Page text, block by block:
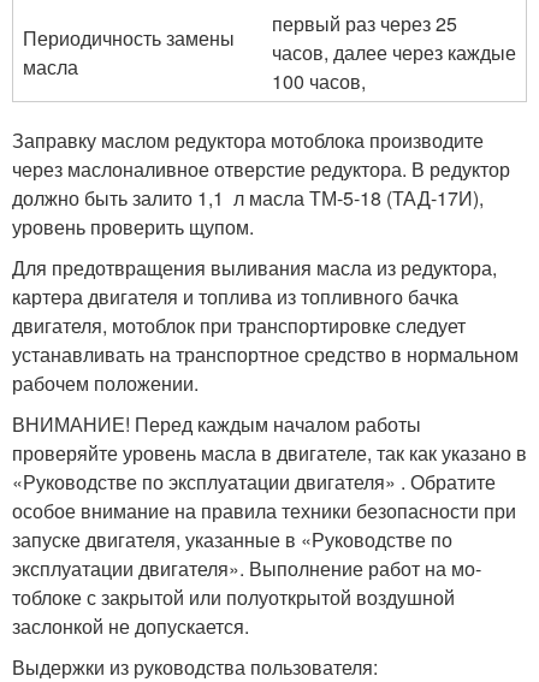
Периодичность замены
масла
первый раз через 25
часов, далее через каждые
100 часов,
Заправку маслом редуктора мотоблока производите
через мас­лоналивное отверстие редуктора. В редуктор
должно быть залито 1,1 л масла ТМ-5-18 (ТАД-17И),
уровень проверить щупом.
Для предотвращения выливания масла из редуктора,
картера двигателя и топлива из топливного бачка
двигателя, мотоблок при транспортировке следует
устанавливать на транспортное средство в нормальном
рабочем положении.
ВНИМАНИЕ! Перед каждым началом работы
проверяйте уровень масла в двигателе, так как указано в
«Руководстве по эксплуатации двигателя» . Обратите
особое внимание на правила техники безопасности при
запуске двигателя, указанные в «Руко­водстве по
эксплуатации двигателя». Выполнение работ на мо­
тоблоке с закрытой или полуоткрытой воздушной
заслонкой не допускается.
Выдержки из руководства пользователя: